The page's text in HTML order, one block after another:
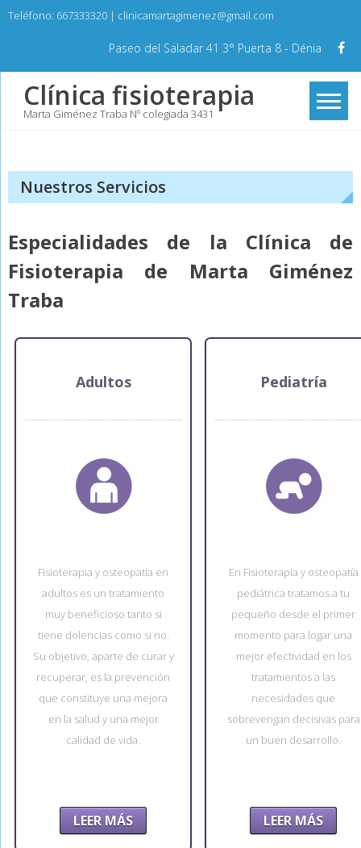
Skip
Teléfono: 667333320 | clinicamartagimenez@gmail.com
Paseo del Saladar 41 3° Puerta 8 - Dénia
Clínica fisioterapia
Marta Giménez Traba Nº colegiada 3431
Nuestros Servicios
Especialidades de la Clínica de
Fisioterapia de Marta Giménez
Traba
Adultos
Fisioterapia y osteopatia en
adultos es un tratamiento
muy beneficioso tanto si
tiene dolencias como si no.
Su objetivo, aparte de curar y
recuperar, es la prevención
que constituye una mejora
en la salud y una mejor
calidad de vida.
LEER MÁS
Pediatría
En Fisioterapia y osteopatía
pediátrica tratamos a tu
pequeño desde el primer
momento para logar una
mejor efectividad en los
tratamientos a las
necesidades que
sobrevengan decisivas para
un buen desarrollo.
LEER MÁS